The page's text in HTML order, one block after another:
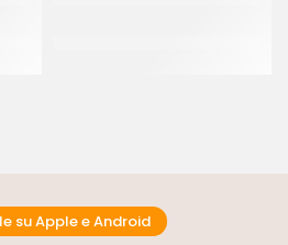
su Apple e Android